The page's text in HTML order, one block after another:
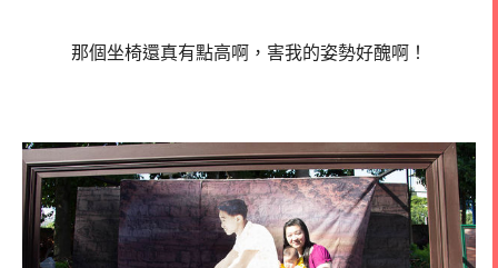
那個坐椅還真有點高啊，害我的姿勢好醜啊！